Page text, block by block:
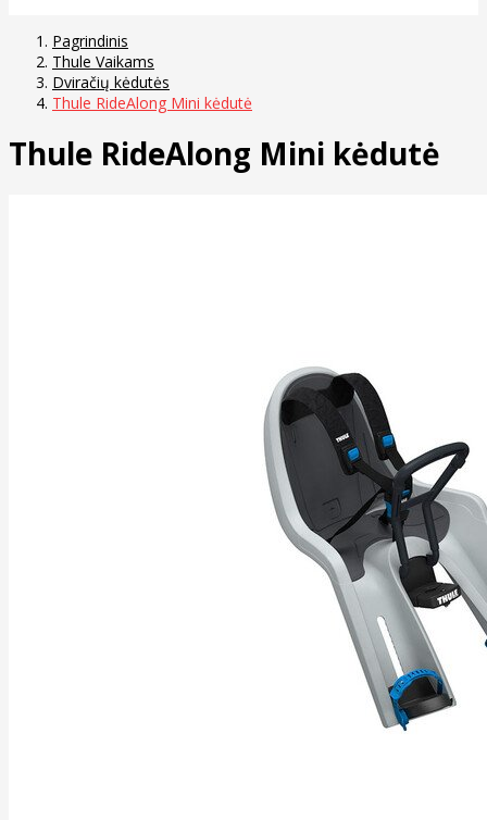
Pagrindinis
Thule Vaikams
Dviračių kėdutės
Thule RideAlong Mini kėdutė
Thule RideAlong Mini kėdutė